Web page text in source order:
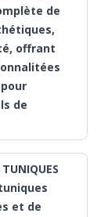
de
offrant
de
TUNIQUES
et de